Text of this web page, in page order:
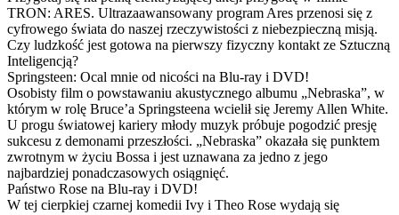
TRON: ARES. Ultrazaawansowany program Ares przenosi się z
cyfrowego świata do naszej rzeczywistości z niebezpieczną misją.
Czy ludzkość jest gotowa na pierwszy fizyczny kontakt ze Sztuczną
Inteligencją?
Springsteen: Ocal mnie od nicości na Blu-ray i DVD!
Osobisty film o powstawaniu akustycznego albumu „Nebraska”, w
którym w rolę Bruce’a Springsteena wcielił się Jeremy Allen White.
U progu światowej kariery młody muzyk próbuje pogodzić presję
sukcesu z demonami przeszłości. „Nebraska” okazała się punktem
zwrotnym w życiu Bossa i jest uznawana za jedno z jego
najbardziej ponadczasowych osiągnięć.
Państwo Rose na Blu-ray i DVD!
W tej cierpkiej czarnej komedii Ivy i Theo Rose wydają się